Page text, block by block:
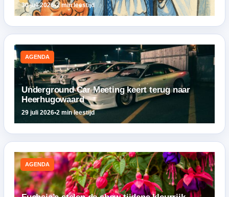
30 juli 2026•2 min leestijd
AGENDA
Underground Car Meeting keert terug naar
Heerhugowaard
29 juli 2026•2 min leestijd
AGENDA